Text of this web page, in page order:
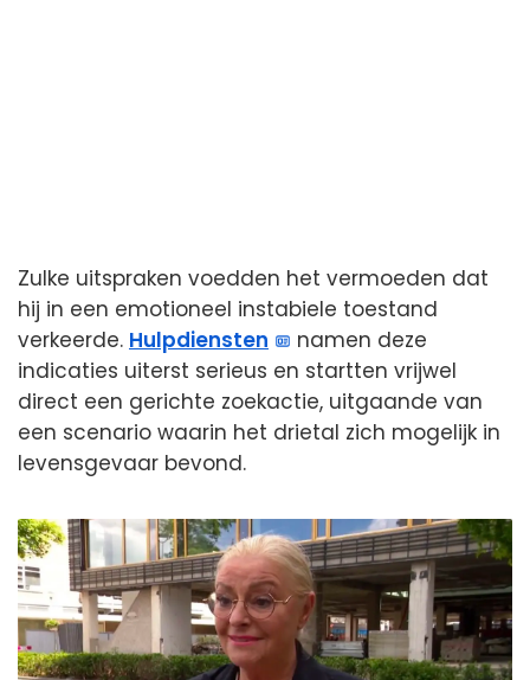
Zulke uitspraken voedden het vermoeden dat
hij in een emotioneel instabiele toestand
verkeerde. Hulpdiensten
namen deze
indicaties uiterst serieus en startten vrijwel
direct een gerichte zoekactie, uitgaande van
een scenario waarin het drietal zich mogelijk in
levensgevaar bevond.